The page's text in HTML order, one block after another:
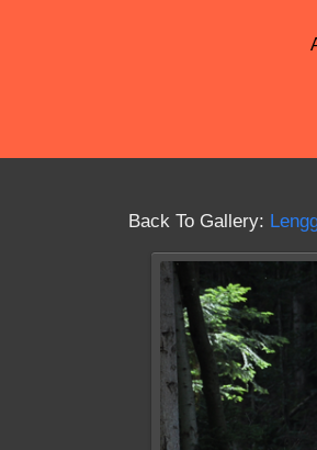
Back To Gallery: